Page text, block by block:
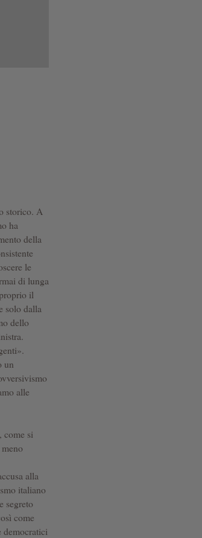
storico. A
ha
della
le
di lunga
il
solo dalla
dello
un
alle
come si
alla
italiano
segreto
come
democratici